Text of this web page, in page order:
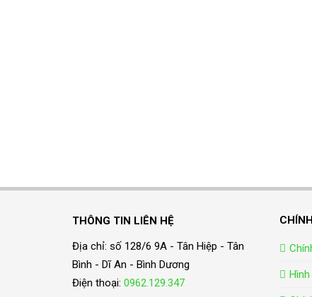
THÔNG TIN LIÊN HỆ
Địa chỉ: số 128/6 9A - Tân Hiệp - Tân
Bình - Dĩ An - Bình Dương
Điện thoại: 0962.129.347